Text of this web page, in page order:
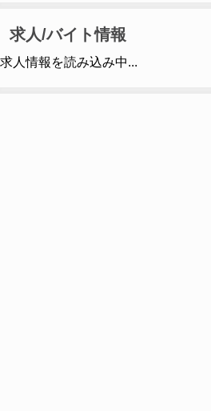
求人/バイト情報
求人情報を読み込み中...